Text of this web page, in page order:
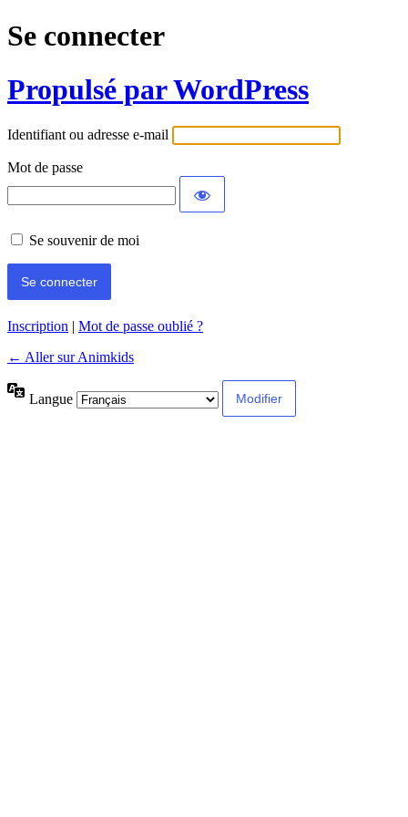
Se connecter
Propulsé par WordPress
Identifiant ou adresse e-mail
Mot de passe
Se souvenir de moi
Inscription | Mot de passe oublié ?
← Aller sur Animkids
Langue